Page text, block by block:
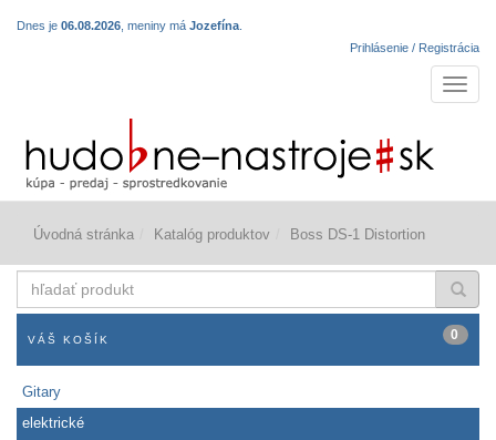
Dnes je 06.08.2026 , meniny má Jozefína
Prihlásenie / Registrácia
Úvodná stránka Katalóg produktov Boss DS-1 Distortion
produkt
VÁŠ KOŠÍK 0
Gitary
elektrické